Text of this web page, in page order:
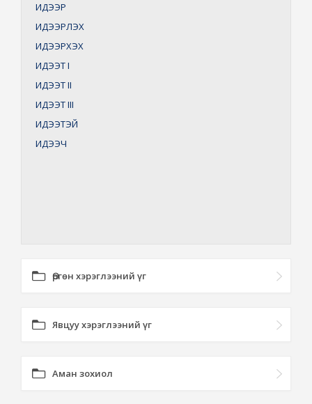
ИДЭЭР
ИДЭЭРЛЭХ
ИДЭЭРХЭХ
ИДЭЭТI
ИДЭЭТII
ИДЭЭТIII
ИДЭЭТЭЙ
ИДЭЭЧ
Өргөн хэрэглээний үг
Явцуу хэрэглээний үг
Аман зохиол